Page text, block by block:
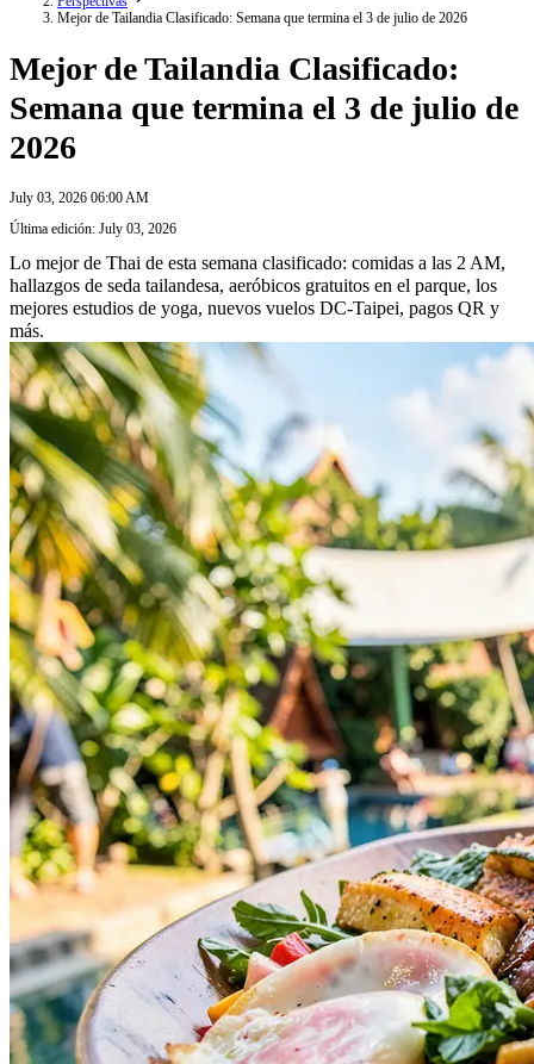
Mejor de Tailandia Clasificado: Semana que termina el 3 de julio de 2026
Mejor de Tailandia Clasificado:
Semana que termina el 3 de julio de
2026
July 03, 2026 06:00 AM
Última edición: July 03, 2026
Lo mejor de Thai de esta semana clasificado: comidas a las 2 AM,
hallazgos de seda tailandesa, aeróbicos gratuitos en el parque, los
mejores estudios de yoga, nuevos vuelos DC-Taipei, pagos QR y
más.